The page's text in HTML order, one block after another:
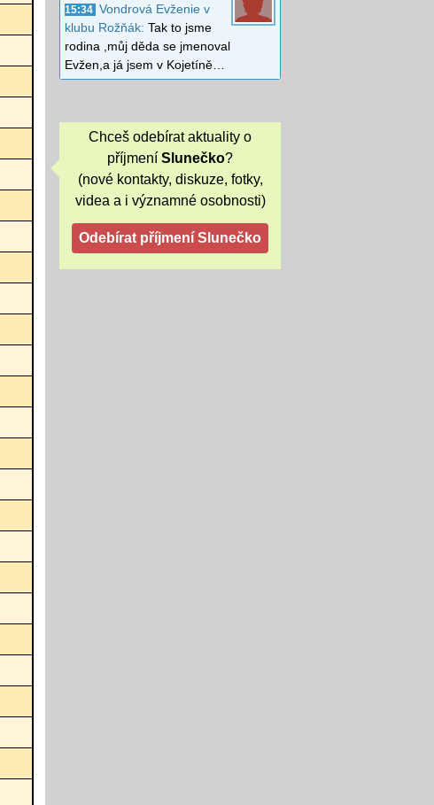
15:34 Vondrová Evženie v
klubu Rožňák: Tak to jsme
rodina ,můj děda se jmenoval
Evžen,a já jsem v Kojetíně…
Chceš odebírat aktuality o
příjmení Slunečko?
(nové kontakty, diskuze, fotky,
videa a i významné osobnosti)